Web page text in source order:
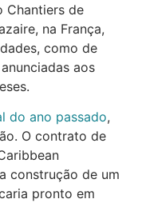
Chantiers de
na França,
como de
aos
do ano passado,
O contrato de
construção de um
pronto em